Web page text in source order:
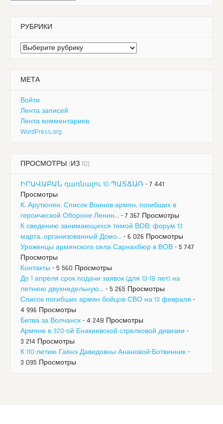
РУБРИКИ
Рубрики
МЕТА
Войти
Лента записей
Лента комментариев
WordPress.org
ПРОСМОТРЫ (ИЗ 10)
ԻՐԱՎԱԲԱՆ դառնալու 10 ՊԱՏՃԱՌ - 7 441
Просмотры
К. Арутюнян. Список Воинов-армян, погибших в
героической Обороне Ленин... - 7 367 Просмотры
К сведению занимающихся темой ВОВ: форум 13
марта, организованный Домо... - 6 026 Просмотры
Уроженцы армянского села Сарнахбюр в ВОВ - 5 747
Просмотры
Контакты - 5 560 Просмотры
До 1 апреля срок подачи заявок (для 13-18 лет) на
летнюю двухнедельную... - 5 265 Просмотры
Список погибших армян бойцов СВО на 13 февраля -
4 996 Просмотры
Битва за Волчанск - 4 248 Просмотры
Армяне в 320-ой Енакиевской стрелковой дивизии -
3 214 Просмотры
К 110-летию Гаянэ Давидовны Анановой-Ботвинник -
3 095 Просмотры